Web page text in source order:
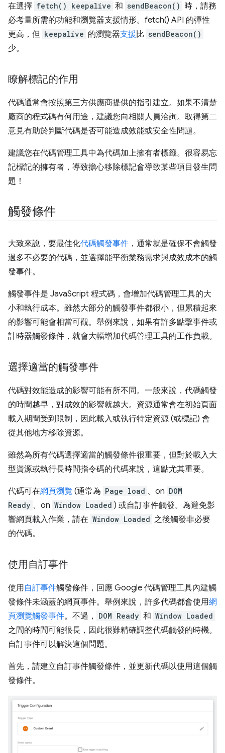
在選擇 fetch() keepalive 和 sendBeacon() 時，請務
必考量所需的功能和瀏覽器支援情形。fetch() API 的彈性
更高，但 keepalive 的瀏覽器支援比 sendBeacon()
少。
瞭解標記的作用
代碼通常會按照第三方供應商提供的指引建立。如果不清楚
廠商的程式碼有何用途，建議您向相關人員洽詢。取得第二
意見有助於判斷代碼是否可能造成效能或安全性問題。
建議您在代碼管理工具中為代碼加上擁有者標籤。很容易忘
記標記的擁有者，導致擔心移除標記會導致某些項目發生問
題！
觸發條件
大致來說，要最佳化代碼觸發事件 ，通常就是確保不會觸發
過多不必要的代碼，並選擇能平衡業務需求與成效成本的觸
發事件。
觸發事件是 JavaScript 程式碼，會增加代碼管理工具的大
小和執行成本。雖然大部分的觸發事件都很小，但累積起來
的影響可能會相當可觀。舉例來說，如果有許多點擊事件或
計時器觸發條件，就會大幅增加代碼管理工具的工作負載。
選擇適當的觸發事件
代碼對效能造成的影響可能有所不同。一般來說，代碼觸發
的時間越早，對成效的影響就越大。資源通常會在初始頁面
載入期間受到限制，因此載入或執行特定資源 (或標記) 會
從其他地方移除資源。
雖然為所有代碼選擇適當的觸發條件很重要，但對於載入大
型資源或執行長時間指令碼的代碼來說，這點尤其重要。
代碼可在網頁瀏覽 (通常為 Page load 、on DOM
Ready 、on Window Loaded ) 或自訂事件觸發。為避免影
響網頁載入作業，請在 Window Loaded 之後觸發非必要
的代碼。
使用自訂事件
使用自訂事件觸發條件，回應 Google 代碼管理工具內建觸
發條件未涵蓋的網頁事件。舉例來說，許多代碼都會使用網
頁瀏覽觸發事件。不過， DOM Ready 和 Window Loaded
之間的時間可能很長，因此很難精確調整代碼觸發的時機。
自訂事件可以解決這個問題。
首先，請建立自訂事件觸發條件，並更新代碼以使用這個觸
發條件。